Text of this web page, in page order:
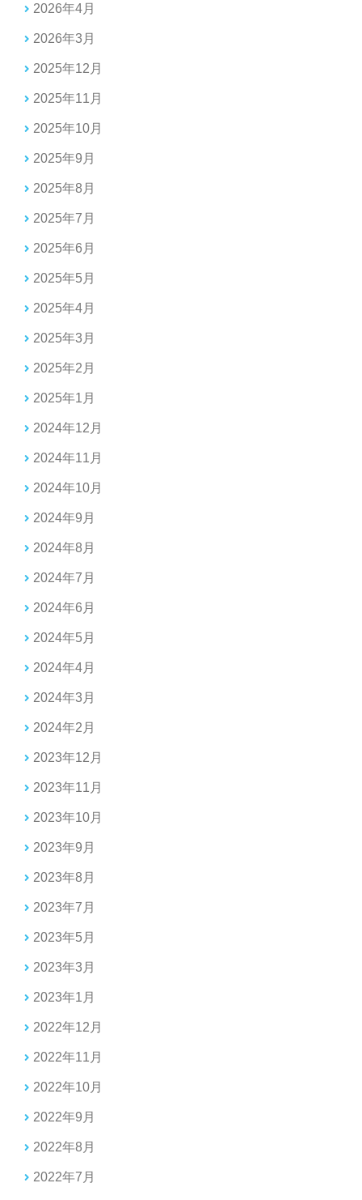
2026年4月
2026年3月
2025年12月
2025年11月
2025年10月
2025年9月
2025年8月
2025年7月
2025年6月
2025年5月
2025年4月
2025年3月
2025年2月
2025年1月
2024年12月
2024年11月
2024年10月
2024年9月
2024年8月
2024年7月
2024年6月
2024年5月
2024年4月
2024年3月
2024年2月
2023年12月
2023年11月
2023年10月
2023年9月
2023年8月
2023年7月
2023年5月
2023年3月
2023年1月
2022年12月
2022年11月
2022年10月
2022年9月
2022年8月
2022年7月